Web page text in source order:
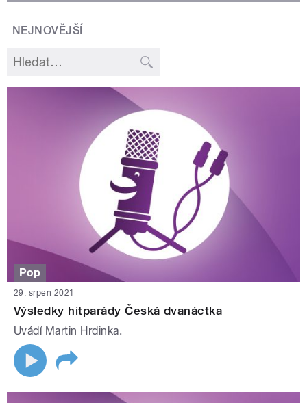
NEJNOVĚJŠÍ
Pop
29. srpen 2021
Výsledky hitparády Česká dvanáctka
Uvádí Martin Hrdinka.